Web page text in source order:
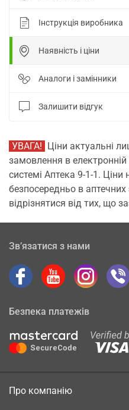
Інструкція виробника
Наявність і ціни
Аналоги і замінники
Залишити відгук
УВАГА! Ціни актуальні
замовлення в
системі Аптека 9-1-1. Ціни
безпосередньо в
відрізнятися від тих, що
Зв’язатися з нами
Безпека платежів
Про компанію